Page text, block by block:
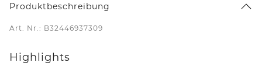
Produktbeschreibung
Art. Nr.: B32446937309
Highlights